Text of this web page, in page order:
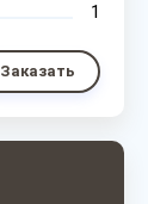
1
Заказать